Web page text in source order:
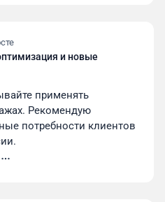
и новые
применять
Рекомендую
потребности клиентов